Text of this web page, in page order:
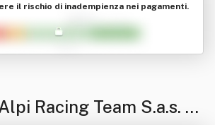
il rischio di inadempienza nei pagamenti.
Racing Team S.a.s. Di